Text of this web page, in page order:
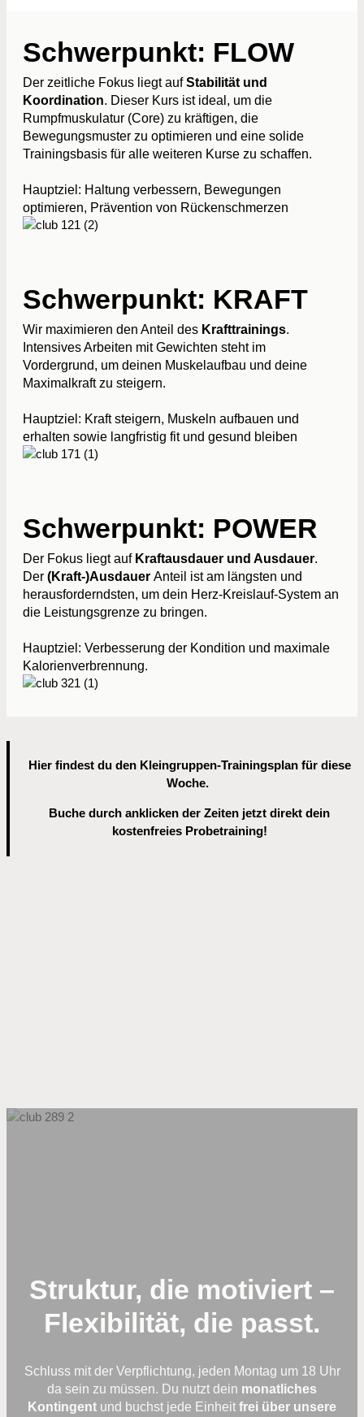
Schwerpunkt: FLOW
Der zeitliche Fokus liegt aufStabilität und
Koordination . Dieser Kurs ist ideal, um die
Rumpfmuskulatur (Core) zu kräftigen, die
Bewegungsmuster zu optimieren und eine solide
Trainingsbasis für alle weiteren Kurse zu schaffen.
Hauptziel: Haltung verbessern, Bewegungen
optimieren, Prävention von Rückenschmerzen
Schwerpunkt: KRAFT
Wir maximieren den Anteil des Krafttrainings
Intensives Arbeiten mit Gewichten steht im
Vordergrund, um deinen Muskelaufbau und deine
Maximalkraft zu steigern.
Hauptziel: Kraft steigern, Muskeln aufbauen und
erhalten sowie langfristig fit und gesund bleiben
Schwerpunkt: POWER
Der Fokus liegt auf Kraftausdauer und Ausdauer
Der (Kraft-)Ausdauer Anteil ist am längsten und
herausforderndsten, um dein Herz-Kreislauf-System an
die Leistungsgrenze zu bringen.
Hauptziel: Verbesserung der Kondition und maximale
Kalorienverbrennung.
Hier findest du den Kleingruppen-Trainingsplan für diese
Woche.
Buche durch anklicken der Zeiten jetzt direkt dein
kostenfreies Probetraining!
Struktur, die motiviert –
Flexibilität, die passt.
Schluss mit der Verpflichtung, jeden Montag um 18 Uhr
da sein zu müssen. Du nutzt dein monatliches
Kontingent und buchst jede Einheit frei über unsere